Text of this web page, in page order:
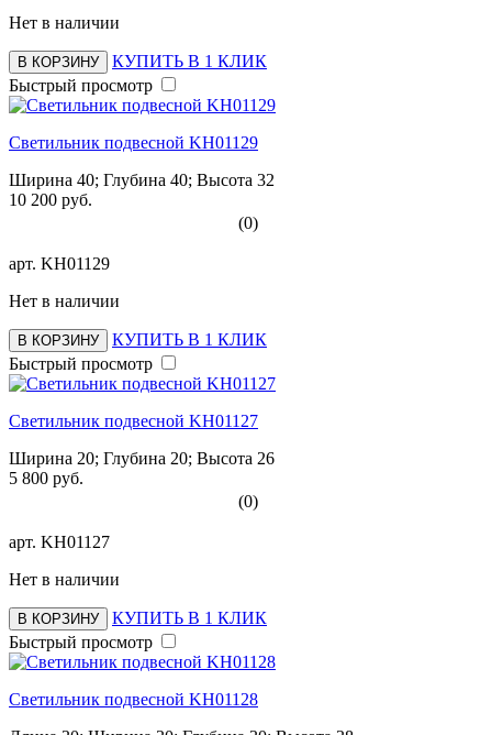
Нет в наличии
В КОРЗИНУ
КУПИТЬ В 1 КЛИК
Быстрый просмотр
Светильник подвесной KH01129
Ширина 40; Глубина 40; Высота 32
10 200 руб.
(0)
арт. KH01129
Нет в наличии
В КОРЗИНУ
КУПИТЬ В 1 КЛИК
Быстрый просмотр
Светильник подвесной KH01127
Ширина 20; Глубина 20; Высота 26
5 800 руб.
(0)
арт. KH01127
Нет в наличии
В КОРЗИНУ
КУПИТЬ В 1 КЛИК
Быстрый просмотр
Светильник подвесной KH01128